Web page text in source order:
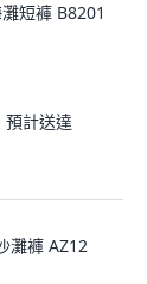
短褲 B8201
預計送達
灘褲 AZ12